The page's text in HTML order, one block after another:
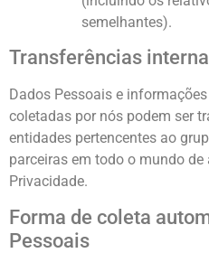
semelhantes).
Transferências
Dados Pessoais e
coletadas por nós podem ser
entidades pertencentes ao
parceiras em todo o mundo
Privacidade.
Forma de coleta
Pessoais